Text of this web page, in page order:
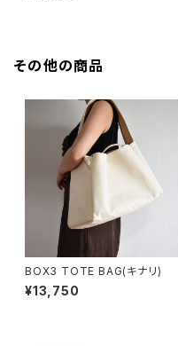
その他の商品
BOX3 TOTE BAG(キナリ)
¥13,750